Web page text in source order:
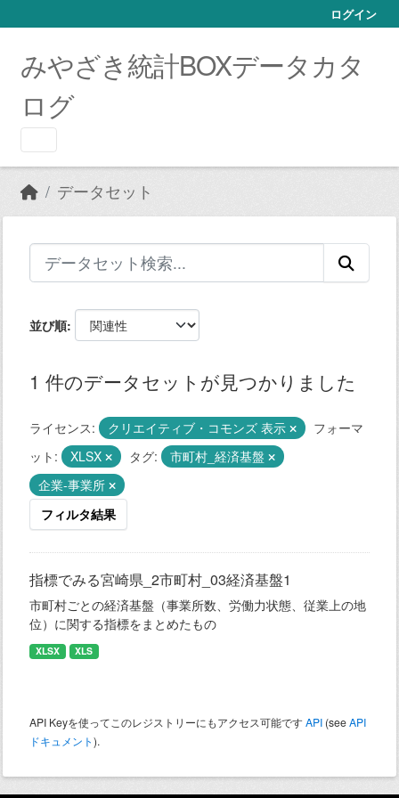
ログイン
みやざき統計BOXデータカタ
ログ
データセット
並び順
1 件のデータセットが見つかりました
ライセンス: クリエイティブ・コモンズ 表示
フォーマ
ット:
XLSX タグ:
市町村_経済基盤
企業-事業所
フィルタ結果
指標でみる宮崎県_2市町村_03経済基盤1
市町村ごとの経済基盤（事業所数、労働力状態、従業上の地
位）に関する指標をまとめたもの
XLSX XLS
API Keyを使ってこのレジストリーにもアクセス可能ですAPI (seeAPI
ドキュメント).